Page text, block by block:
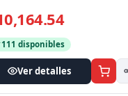
111 disponibles
Ver detalles